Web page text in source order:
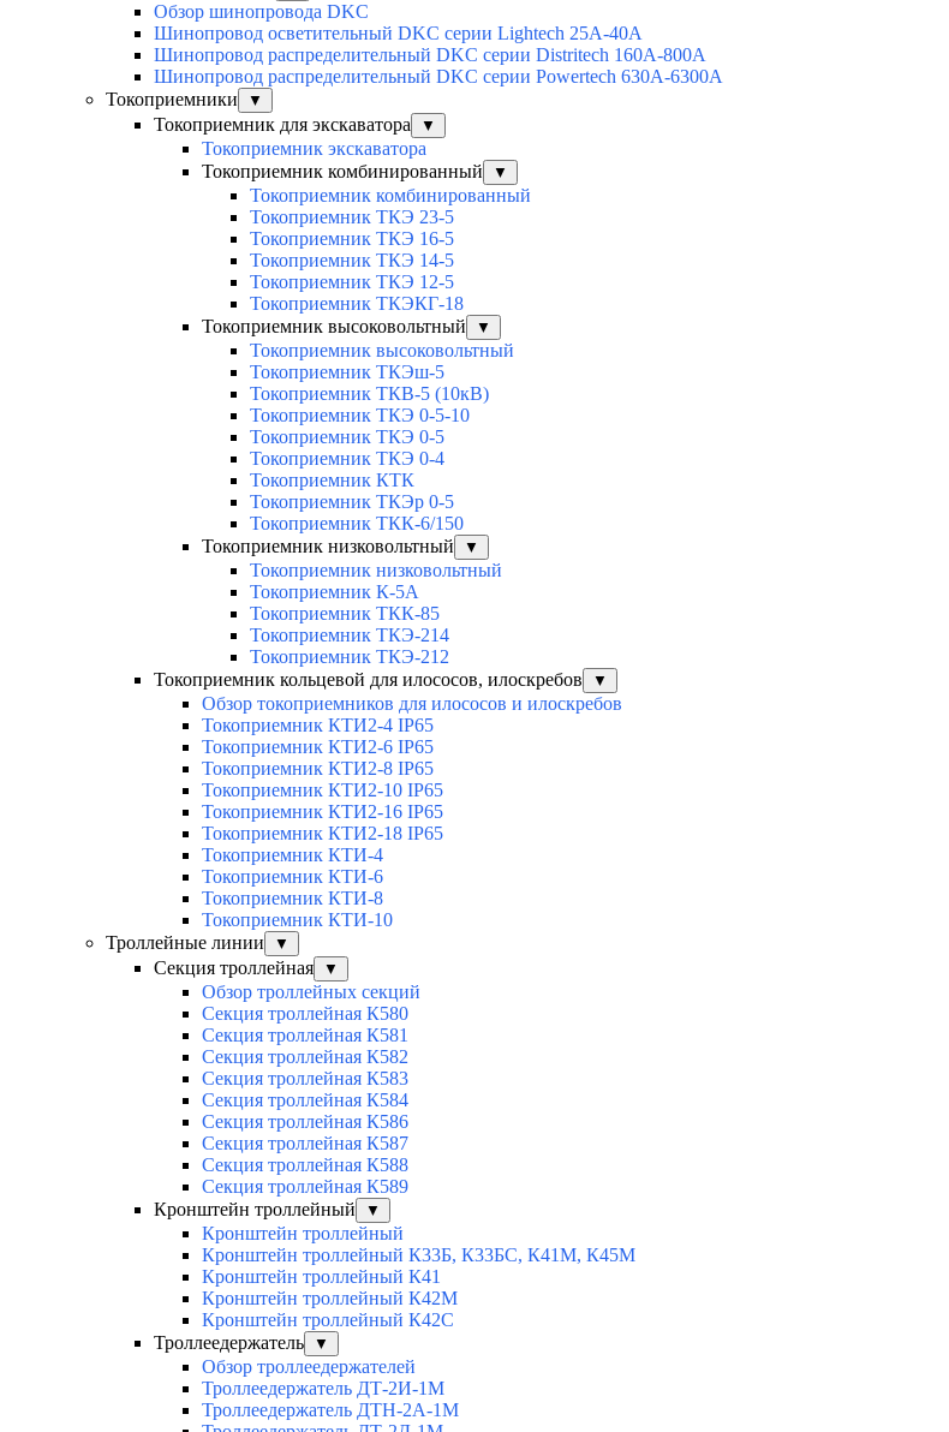
Обзор шинопровода DKC
Шинопровод осветительный DKC серии Lightech 25А-40А
Шинопровод распределительный DKC серии Distritech 160А-800А
Шинопровод распределительный DKC серии Powertech 630А-6300А
Токоприемники
▼
Токоприемник для экскаватора ▼
Токоприемник экскаватора
Токоприемник комбинированный
▼
Токоприемник комбинированный
Токоприемник ТКЭ 23-5
Токоприемник ТКЭ 16-5
Токоприемник ТКЭ 14-5
Токоприемник ТКЭ 12-5
Токоприемник ТКЭКГ-18
Токоприемник высоковольтный
▼
Токоприемник высоковольтный
Токоприемник ТКЭш-5
Токоприемник ТКВ-5 (10кВ)
Токоприемник ТКЭ 0-5-10
Токоприемник ТКЭ 0-5
Токоприемник ТКЭ 0-4
Токоприемник КТК
Токоприемник ТКЭр 0-5
Токоприемник ТКК-6/150
Токоприемник низковольтный
▼
Токоприемник низковольтный
Токоприемник К-5А
Токоприемник ТКК-85
Токоприемник ТКЭ-214
Токоприемник ТКЭ-212
Токоприемник кольцевой для илососов, илоскребов
▼
Обзор токоприемников для илососов и илоскребов
Токоприемник КТИ2-4 IP65
Токоприемник КТИ2-6 IP65
Токоприемник КТИ2-8 IP65
Токоприемник КТИ2-10 IP65
Токоприемник КТИ2-16 IP65
Токоприемник КТИ2-18 IP65
Токоприемник КТИ-4
Токоприемник КТИ-6
Токоприемник КТИ-8
Токоприемник КТИ-10
Троллейные линии
▼
Секция троллейная ▼
Обзор троллейных секций
Секция троллейная К580
Секция троллейная К581
Секция троллейная К582
Секция троллейная К583
Секция троллейная К584
Секция троллейная К586
Секция троллейная К587
Секция троллейная К588
Секция троллейная К589
Кронштейн троллейный
▼
Кронштейн троллейный
Кронштейн троллейный К33Б, К33БС, К41М, К45М
Кронштейн троллейный К41
Кронштейн троллейный К42М
Кронштейн троллейный К42С
Троллеедержатель
▼
Обзор троллеедержателей
Троллеедержатель ДТ-2И-1М
Троллеедержатель ДТН-2А-1М